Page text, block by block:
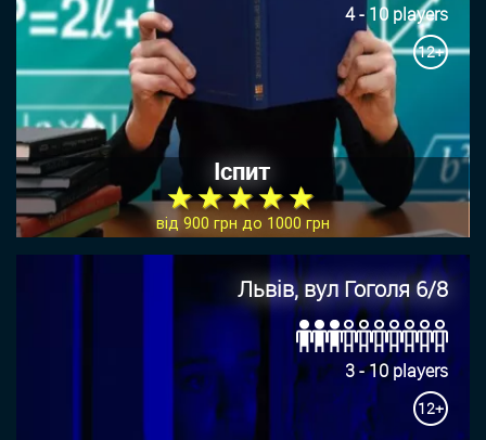
4 - 10 players
12+
Іспит
★ ★ ★ ★ ★
від 900 грн до 1000 грн
Львів, вул Гоголя 6/8
3 - 10 players
12+